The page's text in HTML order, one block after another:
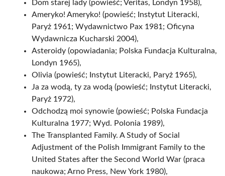
Dom starej lady (powieść; Veritas, Londyn 1958),
Ameryko! Ameryko! (powieść; Instytut Literacki,
Paryż 1961; Wydawnictwo Pax 1981; Oficyna
Wydawnicza Kucharski 2004),
Asteroidy (opowiadania; Polska Fundacja Kulturalna,
Londyn 1965),
Olivia (powieść; Instytut Literacki, Paryż 1965),
Ja za wodą, ty za wodą (powieść; Instytut Literacki,
Paryż 1972),
Odchodzą moi synowie (powieść; Polska Fundacja
Kulturalna 1977; Wyd. Polonia 1989),
The Transplanted Family. A Study of Social
Adjustment of the Polish Immigrant Family to the
United States after the Second World War (praca
naukowa; Arno Press, New York 1980),